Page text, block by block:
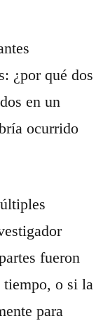
¿por qué dos
en un
ocurrido
fueron
tiempo, o si la
para